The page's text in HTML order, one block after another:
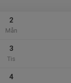
2
Mån
3
Tis
4